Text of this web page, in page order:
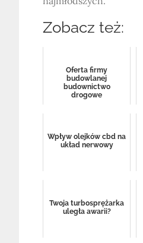
Zobacz też:
Oferta firmy
budowlanej
budownictwo
drogowe
Wpływ olejków cbd na
układ nerwowy
Twoja turbosprężarka
uległa awarii?